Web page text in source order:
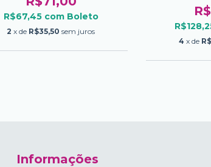
R$67,45 com Boleto
2 x de R$35,50 sem juros
4 x de
Informações